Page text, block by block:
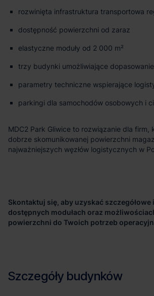
rozwinięta infrastruktura transportowa
dostępność powierzchni od zaraz
elastyczne moduły od 2 000 m²
trzy budynki umożliwiające
parametry techniczne wspierające
parkingi dla samochodów osobowych i
MDC2 Park Gliwice to rozwiązanie dla firm,
dobrze skomunikowanej powierzchni
najważniejszych węzłów logistycznych w
Skontaktuj się, aby uzyskać szczegółowe
dostępnych modułach oraz
powierzchni do Twoich potrzeb
Szczegóły budynków